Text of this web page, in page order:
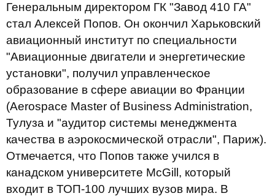
Генеральным директором ГК "Завод 410 ГА"
стал Алексей Попов. Он окончил Харьковский
авиационный институт по специальности
"Авиационные двигатели и энергетические
установки", получил управленческое
образование в сфере авиации во Франции
(Aerospace Master of Business Administration,
Тулуза и "аудитор системы менеджмента
качества в аэрокосмической отрасли", Париж).
Отмечается, что Попов также учился в
канадском университете McGill, который
входит в ТОП-100 лучших вузов мира. В